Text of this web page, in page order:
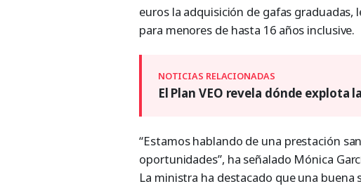
euros la adquisición de gafas
para menores de hasta 16 años inclusive.
El Plan VEO revela dónde explota
“Estamos hablando de una prestación
oportunidades”, ha señalado Mónica
La ministra ha destacado que una